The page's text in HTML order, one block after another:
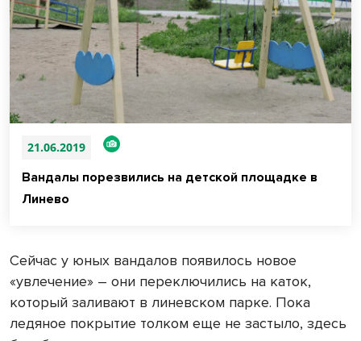
21.06.2019
Вандалы порезвились на детской площадке в
Линево
Сейчас у юных вандалов появилось новое
«увлечение» – они переключились на каток,
который заливают в линевском парке. Пока
ледяное покрытие толком еще не застыло, здесь